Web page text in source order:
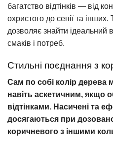
багатство відтінків — від
охристого до сепії та
дозволяє знайти ідеальний
смаків і потреб.
Стильні поєднання з
Сам по собі колір дерева
навіть аскетичним, якщо
відтінками. Насичені та
досягаються при
коричневого з іншими